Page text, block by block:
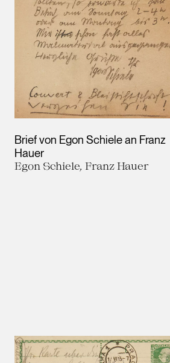
Brief von Egon Schiele an Franz
Hauer
Egon Schiele, Franz Hauer